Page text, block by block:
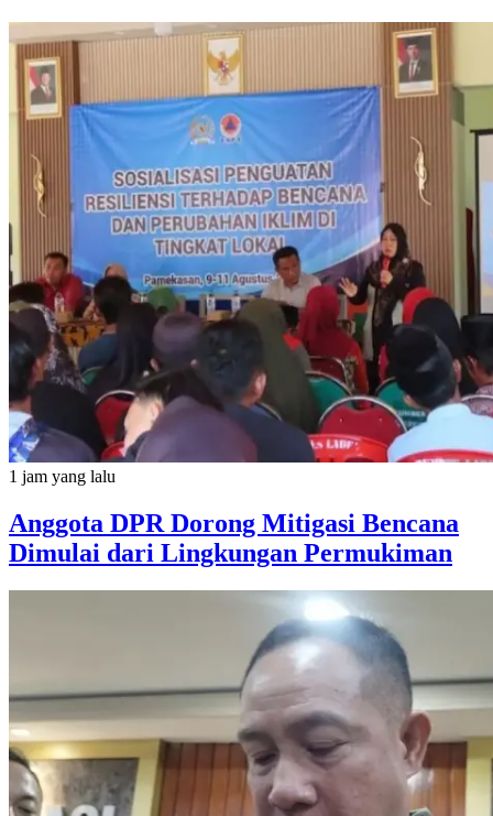
1 jam yang lalu
Anggota DPR Dorong Mitigasi Bencana
Dimulai dari Lingkungan Permukiman